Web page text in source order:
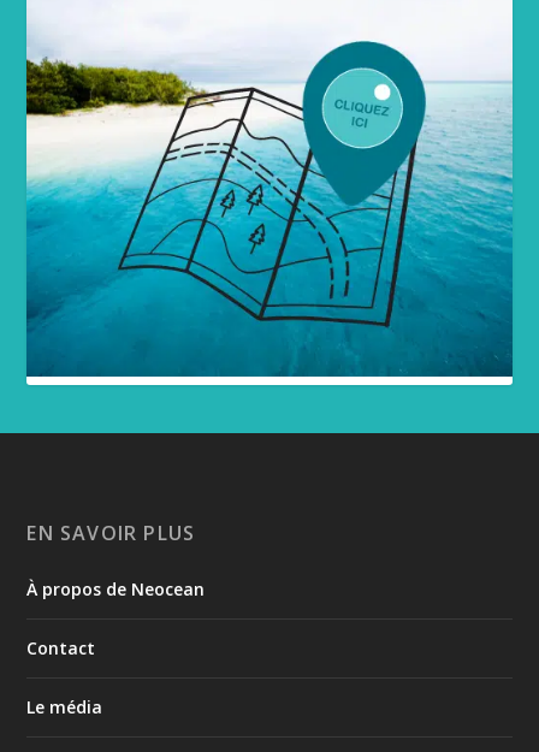
EN SAVOIR PLUS
À propos de Neocean
Contact
Le média